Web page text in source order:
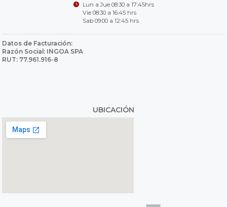
Lun a Jue 08:30 a 17:45hrs
Vie 08:30 a 16:45 hrs
Sab 09:00 a 12:45 hrs
Datos de Facturación:
Razón Social: INGOA SPA
RUT: 77.961.916-8
UBICACIÓN